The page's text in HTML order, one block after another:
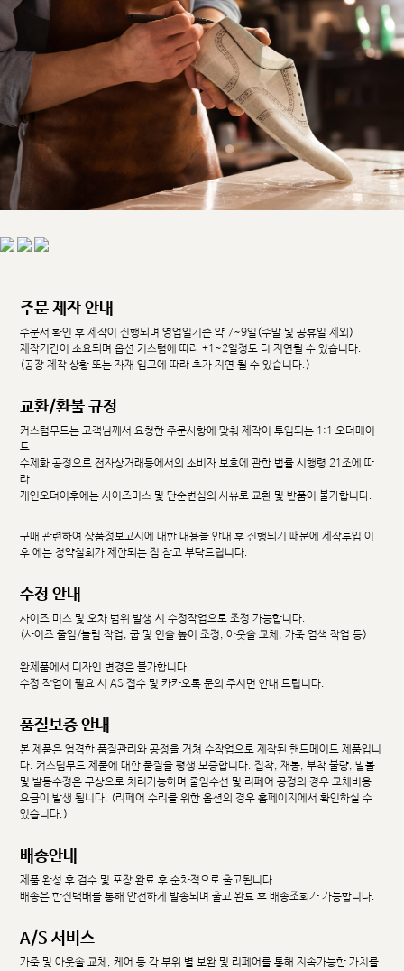
주문 제작 안내
주문서 확인 후 제작이 진행되며 영업일기준 약 7~9일(주말 및 공휴일 제외)
제작기간이 소요되며 옵션 커스텀에 따라 +1~2일정도 더 지연될 수 있습니다.
(공장 제작 상황 또는 자재 입고에 따라 추가 지연 될 수 있습니다.)
교환/환불 규정
커스텀무드는 고객님께서 요청한 주문사항에 맞춰 제작이 투입되는 1:1 오더메이
드
수제화 공정으로 전자상거래등에서의 소비자 보호에 관한 법률 시행령 21조에 따
라
개인오더이후에는 사이즈미스 및 단순변심의 사유로 교환 및 반품이 불가합니다.
구매 관련하여 상품정보고시에 대한 내용을 안내 후 진행되기 때문에 제작투입 이
후 에는 청약철회가 제한되는 점 참고 부탁드립니다.
수정 안내
사이즈 미스 및 오차 범위 발생 시 수정작업으로 조정 가능합니다.
(사이즈 줄임/늘림 작업, 굽 및 인솔 높이 조정, 아웃솔 교체, 가죽 염색 작업 등)
완제품에서 디자인 변경은 불가합니다.
수정 작업이 필요 시 AS 접수 및 카카오톡 문의 주시면 안내 드립니다.
품질보증 안내
본 제품은 엄격한 품질관리와 공정을 거쳐 수작업으로 제작된 핸드메이드 제품입니
다. 커스텀무드 제품에 대한 품질을 평생 보증합니다. 접착, 재봉, 부착 불량, 발볼
및 발등수정은 무상으로 처리가능하며 줄임수선 및 리페어 공정의 경우 교체비용
요금이 발생 됩니다. (리페어 수리를 위한 옵션의 경우 홈페이지에서 확인하실 수
있습니다.)
배송안내
제품 완성 후 검수 및 포장 완료 후 순차적으로 출고됩니다.
배송은 한진택배를 통해 안전하게 발송되며 출고 완료 후 배송조회가 가능합니다.
A/S 서비스
가죽 및 아웃솔 교체, 케어 등 각 부위 별 보완 및 리페어를 통해 지속가능한 가치를